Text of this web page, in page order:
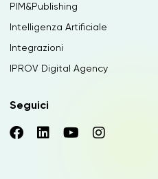
PIM&Publishing
Intelligenza Artificiale
Integrazioni
IPROV Digital Agency
Seguici